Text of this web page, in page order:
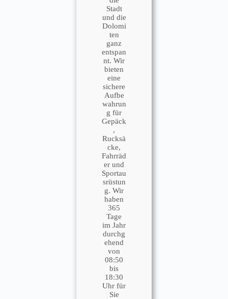
Stadt
und die
Dolomi
ten
ganz
entspan
nt. Wir
bieten
eine
sichere
Aufbe
wahrun
g für
Gepäck
,
Rucksä
cke,
Fahrräd
er und
Sportau
srüstun
g. Wir
haben
365
Tage
im Jahr
durchg
ehend
von
08:50
bis
18:30
Uhr für
Sie